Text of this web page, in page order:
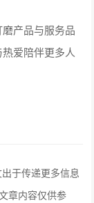
产品与服务品
爱陪伴更多人
于传递更多信息
章内容仅供参